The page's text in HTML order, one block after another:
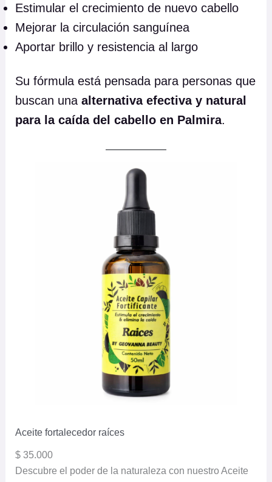
Estimular el crecimiento de nuevo cabello
Mejorar la circulación sanguínea
Aportar brillo y resistencia al largo
Su fórmula está pensada para personas que
buscan unaalternativa efectiva y natural
para la caída del cabello en Palmira.
Aceite fortalecedor raíces
$ 35.000
Descubre el poder de la naturaleza con nuestro Aceite